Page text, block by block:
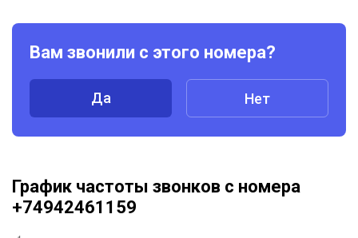
Вам звонили с этого номера?
Да Нет
График частоты звонков с номера
+74942461159